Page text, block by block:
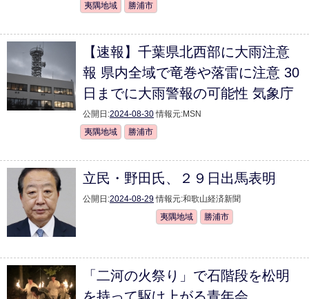
夷隅地域
勝浦市
【速報】千葉県北西部に大雨注意
報 県内全域で竜巻や落雷に注意 30
日までに大雨警報の可能性 気象庁
公開日:2024-08-30 情報元:MSN
夷隅地域
勝浦市
立民・野田氏、２９日出馬表明
公開日:2024-08-29 情報元:和歌山経済新聞
夷隅地域
勝浦市
「二河の火祭り」で石階段を松明